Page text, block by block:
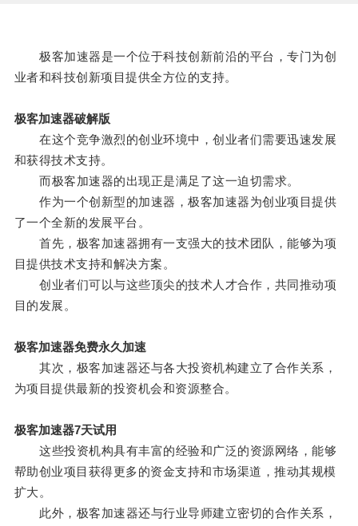
极客加速器是一个位于科技创新前沿的平台，专门为创
业者和科技创新项目提供全方位的支持。
极客加速器破解版
在这个竞争激烈的创业环境中，创业者们需要迅速发展
和获得技术支持。
而极客加速器的出现正是满足了这一迫切需求。
作为一个创新型的加速器，极客加速器为创业项目提供
了一个全新的发展平台。
首先，极客加速器拥有一支强大的技术团队，能够为项
目提供技术支持和解决方案。
创业者们可以与这些顶尖的技术人才合作，共同推动项
目的发展。
极客加速器免费永久加速
其次，极客加速器还与各大投资机构建立了合作关系，
为项目提供最新的投资机会和资源整合。
极客加速器7天试用
这些投资机构具有丰富的经验和广泛的资源网络，能够
帮助创业项目获得更多的资金支持和市场渠道，推动其规模
扩大。
此外，极客加速器还与行业导师建立密切的合作关系，